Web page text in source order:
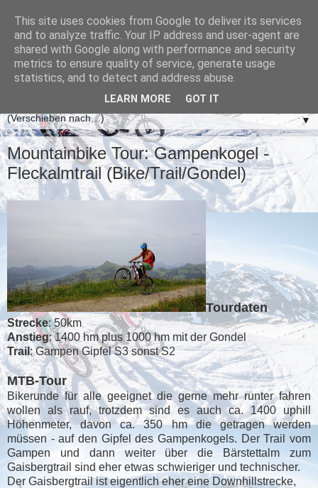
▼
Mountainbike Tour: Gampenkogel -
Fleckalmtrail (Bike/Trail/Gondel)
Tourdaten
Strecke: 50km
Anstieg: 1400 hm plus 1000 hm mit der Gondel
Trail: Gampen Gipfel S3 sonst S2
MTB-Tour
Bikerunde für alle geeignet die gerne mehr runter fahren
wollen als rauf, trotzdem sind es auch ca. 1400 uphill
Höhenmeter, davon ca. 350 hm die getragen werden
müssen - auf den Gipfel des Gampenkogels. Der Trail vom
Gampen und dann weiter über die Bärstettalm zum
Gaisbergtrail sind eher etwas schwieriger und technischer.
Der Gaisbergtrail ist eigentlich eher eine Downhillstrecke,
This site uses cookies from Google to deliver its services
and to analyze traffic. Your IP address and user-agent are
shared with Google along with performance and security
metrics to ensure quality of service, generate usage
statistics, and to detect and address abuse.
LEARN MORE GOT IT